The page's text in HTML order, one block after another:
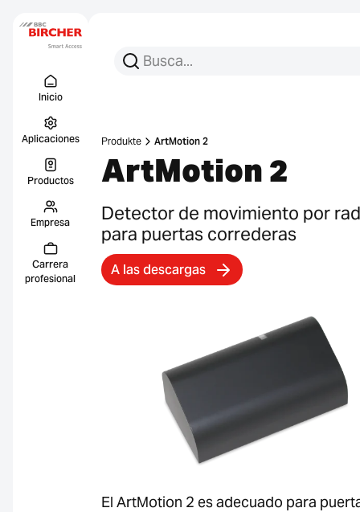
Inicio
Aplicaciones
Productos
Empresa
Carrera
profesional
Busca:
Busca en
Produkte ArtMotion 2
ArtMotion 2
Detector de movimiento por
para puertas correderas
A las descargas
El ArtMotion 2 es adecuado para